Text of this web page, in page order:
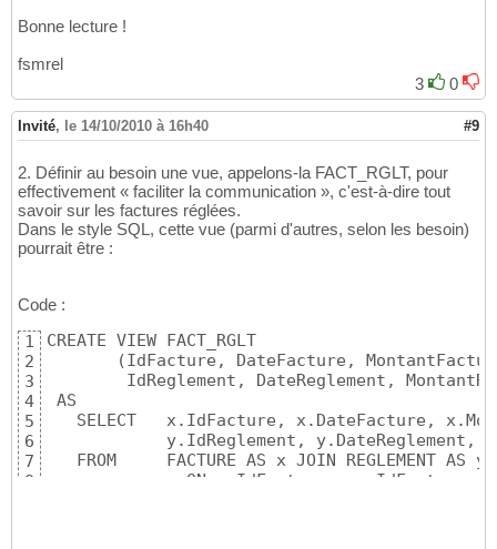
Bonne lecture !
fsmrel
3
0
Invité, le 14/10/2010 à 16h40 #9
2. Définir au besoin une vue, appelons-la FACT_RGLT, pour
effectivement « faciliter la communication », c'est-à-dire tout
savoir sur les factures réglées.
Dans le style SQL, cette vue (parmi d'autres, selon les besoin)
pourrait être :
Code :
1
2
3
4
5
6
7
8
CREATE VIEW FACT_RGLT
(IdFacture, DateFacture,
IdReglement, DateReglement,
AS
SELECT   x.IdFacture, x.DateFacture,
y.IdReglement, y.DateReglement,
   FROM     FACTURE AS x JOIN REGLEMENT AS y
              ON x.IdFacture = y.IdFacture ;